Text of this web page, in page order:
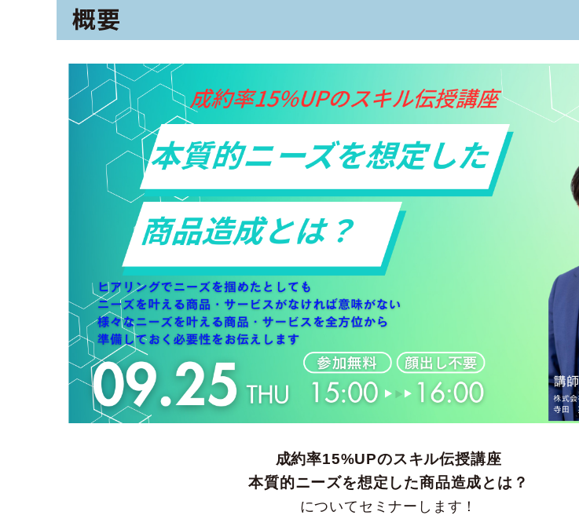
概要
成約率15%UPのスキル伝授講座
本質的ニーズを想定した商品造成とは？
についてセミナーします！